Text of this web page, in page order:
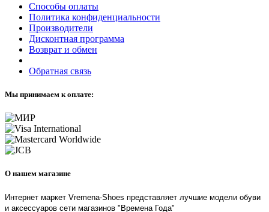
Способы оплаты
Политика конфиденциальности
Производители
Дисконтная программа
Возврат и обмен
Обратная связь
Мы принимаем к оплате:
О нашем магазине
Интернет маркет Vremena-Shoes представляет лучшие модели обуви
и аксессуаров сети магазинов "Времена Года"